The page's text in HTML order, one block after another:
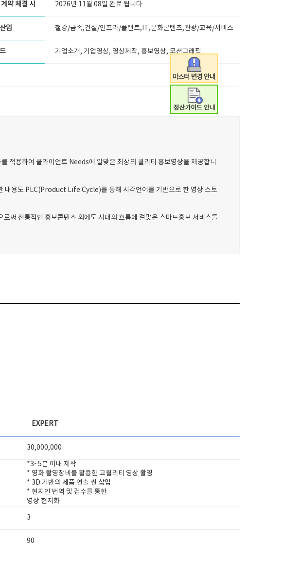
약 체결 시 2026년 11월 08일 완료 됩니다
업 철강/금속,건설/인프라/플랜트,IT,문화콘텐츠,관광/교육/서비스
기업소개, 기업영상, 영상제작, 홍보영상, 모션그래픽
적용하여 클라이언트 Needs에 알맞은 최상의 퀄리티 홍보영상을 제공합니
내용도 PLC(Product Life Cycle)를 통해 시각언어를 기반으로 한 영상 스토
써 전통적인 홍보콘텐츠 외에도 시대의 흐름에 걸맞은 스마트홍보 서비스를
EXPERT
30,000,000
*3~5분 이내 제작
* 영화 촬영장비를 활용한 고퀄리티 영상 촬영
* 3D 기반의 제품 연출 씬 삽입
* 현지인 번역 및 검수를 통한
영상 현지화
3
90